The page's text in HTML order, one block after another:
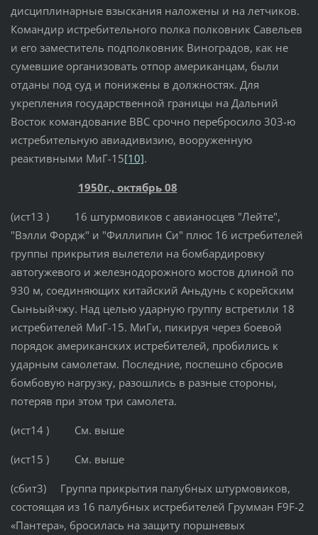
дисциплинарные взыскания наложены и на летчиков.
Командир истребительного полка полковник Савельев
и его заместитель подполковник Виноградов, как не
сумевшие организовать отпор американцам, были
отданы под суд и понижены в должностях. Для
укрепления государственной границы на Дальний
Восток командование ВВС срочно перебросило 303-ю
истребительную авиадивизию, вооруженную
реактивными МиГ-15[10].
1950г., октябрь 08
(ист13 ) 16 штурмовиков с авианосцев "Лейте",
"Вэлли Фордж" и "Филлипин Си" плюс 16 истребителей
группы прикрытия вылетели на бомбардировку
автогужевого и железнодорожного мостов длиной по
930 м, соединяющих китайский Аньдунь с корейским
Сыньыйчжу. Над целью ударную группу встретили 18
истребителей МиГ-15. МиГи, пикируя через боевой
порядок американских истребителей, пробились к
ударным самолетам. Последние, поспешно сбросив
бомбовую нагрузку, разошлись в разные стороны,
потеряв при этом три самолета.
(ист14 ) См. выше
(ист15 ) См. выше
(сбит3) Группа прикрытия палубных штурмовиков,
состоящая из 16 палубных истребителей Грумман F9F-2
«Пантера», бросилась на защиту поршневых